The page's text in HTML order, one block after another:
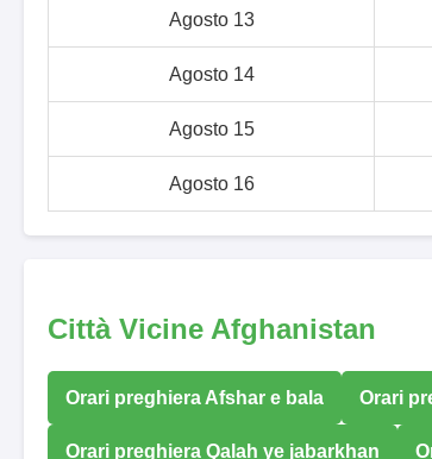
Agosto 13
Agosto 14
Agosto 15
Agosto 16
Città Vicine Afghanistan
Orari preghiera Afshar e bala Orari
Orari preghiera Qalah ye jabarkhan